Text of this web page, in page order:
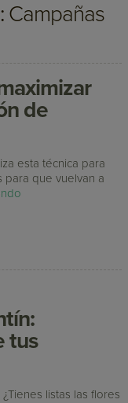
Campañas
de
esta técnica para
para que vuelvan a
tus
listas las flores